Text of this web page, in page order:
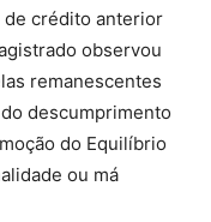
crédito anterior
observou
remanescentes
descumprimento
do Equilíbrio
ou má